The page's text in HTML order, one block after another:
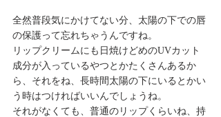
全然普段気にかけてない分、太陽の下での唇
の保護って忘れちゃうんですね。
リップクリームにも日焼けどめのUVカット
成分が入っているやつとかたくさんあるか
ら、それをね、長時間太陽の下にいるとかい
う時はつければいいんでしょうね。
それがなくても、普通のリップくらいね、持